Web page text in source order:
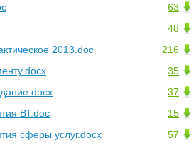
63
48
216
2013.doc
35
37
15
ВТ.doc
57
сферы услуг.docx